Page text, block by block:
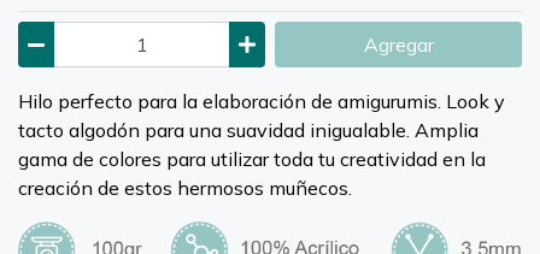
Agregar
Hilo perfecto para la elaboración de amigurumis. Look y
tacto algodón para una suavidad inigualable. Amplia
gama de colores para utilizar toda tu creatividad en la
creación de estos hermosos muñecos.